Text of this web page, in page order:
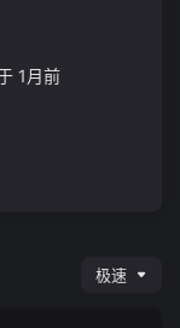
1月前
极速